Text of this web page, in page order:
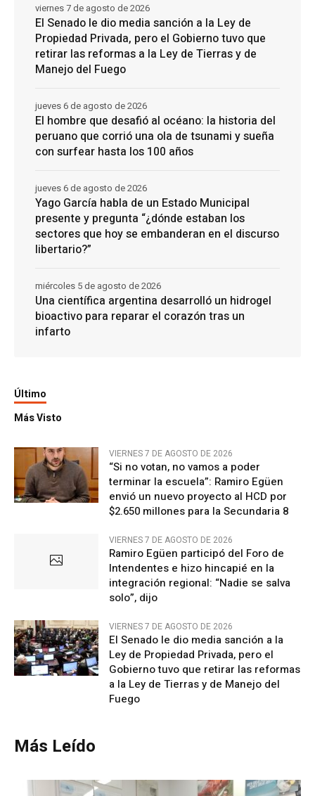
El Senado le dio media sanción a la Ley de
Propiedad Privada, pero el Gobierno tuvo que
retirar las reformas a la Ley de Tierras y de
Manejo del Fuego
viernes 7 de agosto de 2026
El hombre que desafió al océano: la historia del
peruano que corrió una ola de tsunami y sueña
con surfear hasta los 100 años
jueves 6 de agosto de 2026
Yago García habla de un Estado Municipal
presente y pregunta “¿dónde estaban los
sectores que hoy se embanderan en el discurso
libertario?”
jueves 6 de agosto de 2026
Una científica argentina desarrolló un hidrogel
bioactivo para reparar el corazón tras un
infarto
miércoles 5 de agosto de 2026
Último
Más Visto
VIERNES 7 DE AGOSTO DE 2026
“Si no votan, no vamos a poder
terminar la escuela”: Ramiro Egüen
envió un nuevo proyecto al HCD por
$2.650 millones para la Secundaria 8
VIERNES 7 DE AGOSTO DE 2026
Ramiro Egüen participó del Foro de
Intendentes e hizo hincapié en la
integración regional: “Nadie se salva
solo”, dijo
VIERNES 7 DE AGOSTO DE 2026
El Senado le dio media sanción a la
Ley de Propiedad Privada, pero el
Gobierno tuvo que retirar las reformas
a la Ley de Tierras y de Manejo del
Fuego
Más Leído